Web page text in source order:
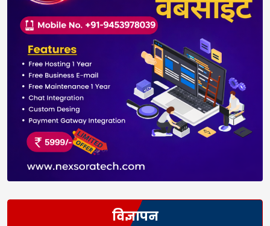
विज्ञापन